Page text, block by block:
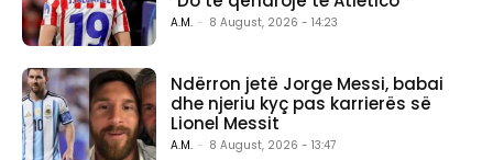
A.M. - 8 August, 2026 - 14:23
Ndërron jetë Jorge Messi, babai
dhe njeriu kyç pas karrierës së
Lionel Messit
A.M. - 8 August, 2026 - 13:47